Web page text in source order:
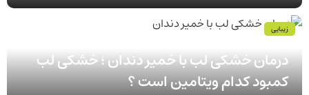
درمان خشکی لب با خمیر دندان ؛ خشکی لب
کمبود کدام ویتامین است ؟
زیبایی